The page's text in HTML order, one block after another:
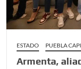
INE
ESTADO PUEBLA
Armenta,